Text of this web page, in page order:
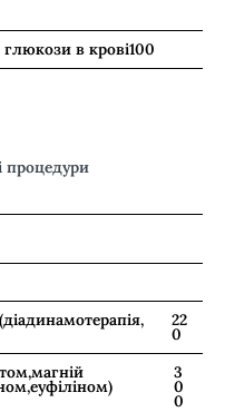
глюкози в крові100
процедури
22
0
3
0
0